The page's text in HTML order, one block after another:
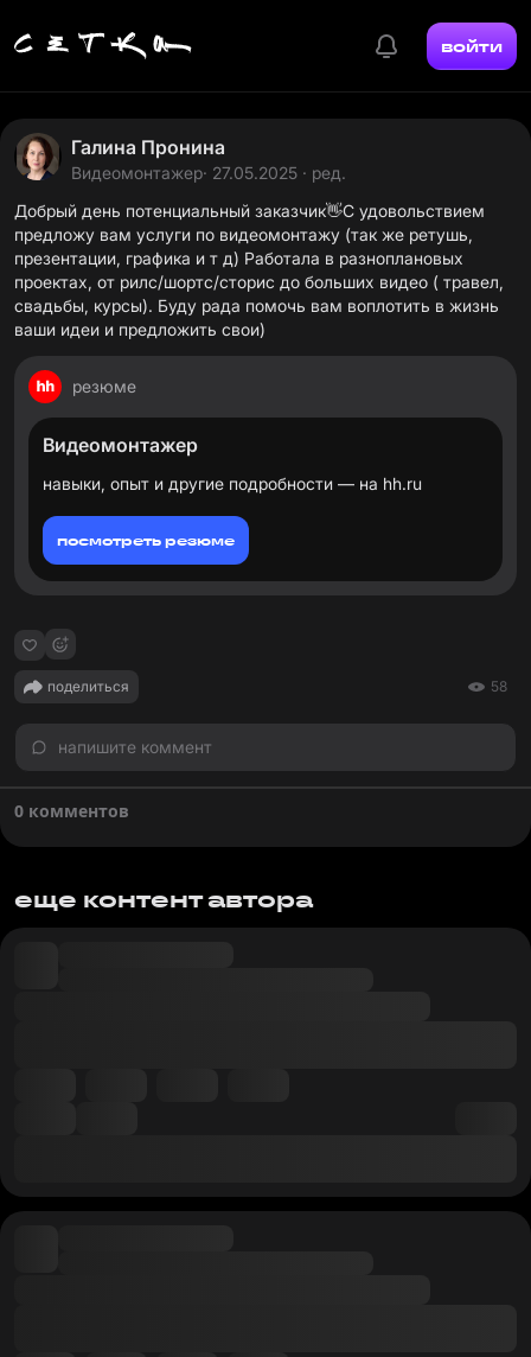
войти
Галина Пронина
Видеомонтажер· 27.05.2025 · ред.
Добрый день потенциальный заказчик👋С удовольствием
предложу вам услуги по видеомонтажу (так же ретушь,
презентации, графика и т д) Работала в разноплановых
проектах, от рилс/шортс/сторис до больших видео ( травел,
свадьбы, курсы). Буду рада помочь вам воплотить в жизнь
ваши идеи и предложить свои)
резюме
Видеомонтажер
навыки, опыт и другие подробности — на hh.ru
посмотреть резюме
поделиться 58
напишите коммент
0 комментов
еще контент автора